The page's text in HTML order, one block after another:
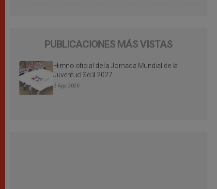
PUBLICACIONES MÁS VISTAS
Himno oficial de la Jornada Mundial de la
Juventud Seúl 2027
3 Ago 2026